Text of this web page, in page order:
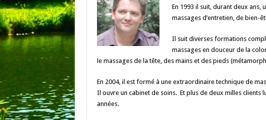
En 1993 il suit, durant deux ans,
massages d’entretien, de bien-
Il suit diverses formations
massages en douceur de la
le massages de la tête, des mains et des pieds
En 2004, il est formé à une extraordinaire technique de
Il ouvre un cabinet de soins. Et plus de deux milles
années.